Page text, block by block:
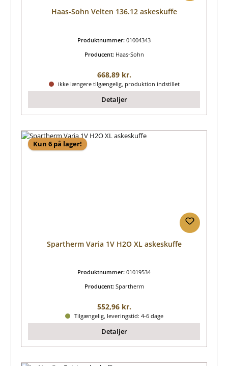
Haas-Sohn Velten 136.12 askeskuffe
Produktnummer: 01004343
Producent: Haas-Sohn
Almindelig pris:
668,89 kr.
ikke længere tilgængelig, produktion indstillet
Detaljer
Kun 6 på lager!
Spartherm Varia 1V H2O XL askeskuffe
Produktnummer: 01019534
Producent: Spartherm
Almindelig pris:
552,96 kr.
Tilgængelig, leveringstid: 4-6 dage
Detaljer